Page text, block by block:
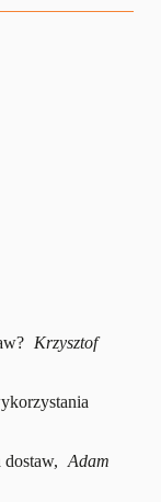
Krzysztof
dostaw, Adam